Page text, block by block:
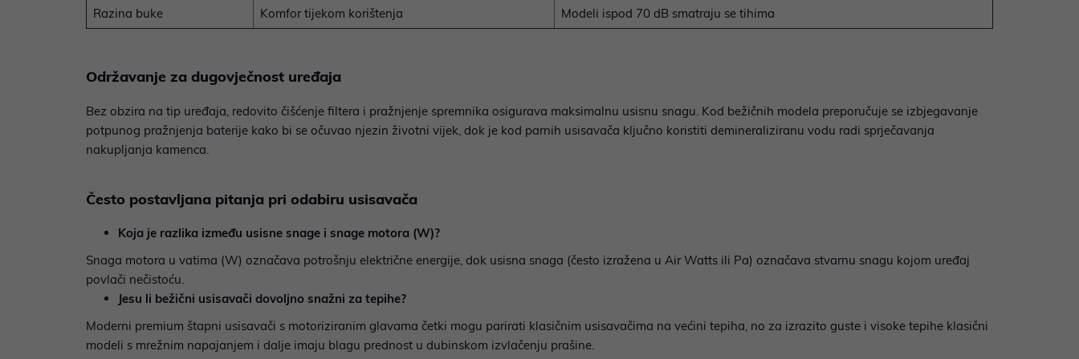
Razina buke
Komfor tijekom korištenja Modeli ispod 70 dB smatraju se tihima
Održavanje za dugovječnost uređaja
Bez obzira na tip uređaja, redovito čišćenje filtera i pražnjenje spremnika osigurava maksimalnu usisnu snagu. Kod bežičnih modela preporučuje se izbjegavanje
potpunog pražnjenja baterije kako bi se očuvao njezin životni vijek, dok je kod parnih usisavača ključno koristiti demineraliziranu vodu radi sprječavanja
nakupljanja kamenca.
Često postavljana pitanja pri odabiru usisavača
Koja je razlika između usisne snage i snage motora (W)?
Snaga motora u vatima (W) označava potrošnju električne energije, dok usisna snaga (često izražena u Air Watts ili Pa) označava stvarnu snagu kojom uređaj
povlači nečistoću.
Jesu li bežični usisavači dovoljno snažni za tepihe?
Moderni premium štapni usisavači s motoriziranim glavama četki mogu parirati klasičnim usisavačima na većini tepiha, no za izrazito guste i visoke tepihe klasični
modeli s mrežnim napajanjem i dalje imaju blagu prednost u dubinskom izvlačenju prašine.